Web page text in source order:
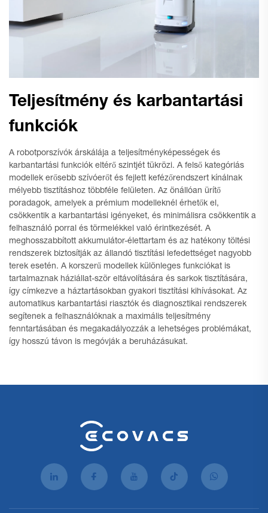
Teljesítmény és karbantartási
funkciók
A robotporszívók árskálája a teljesítményképességek és
karbantartási funkciók eltérő szintjét tükrözi. A felső kategóriás
modellek erősebb szívóerőt és fejlett kefézőrendszert kínálnak
mélyebb tisztításhoz többféle felületen. Az önállóan ürítő
poradagok, amelyek a prémium modelleknél érhetők el,
csökkentik a karbantartási igényeket, és minimálisra csökkentik a
felhasználó porral és törmelékkel való érintkezését. A
meghosszabbított akkumulátor-élettartam és az hatékony töltési
rendszerek biztosítják az állandó tisztítási lefedettséget nagyobb
terek esetén. A korszerű modellek különleges funkciókat is
tartalmaznak háziállat-szõr eltávolítására és sarkok tisztítására,
így címkezve a háztartásokban gyakori tisztítási kihívásokat. Az
automatikus karbantartási riasztók és diagnosztikai rendszerek
segítenek a felhasználóknak a maximális teljesítmény
fenntartásában és megakadályozzák a lehetséges problémákat,
így hosszú távon is megóvják a beruházásukat.